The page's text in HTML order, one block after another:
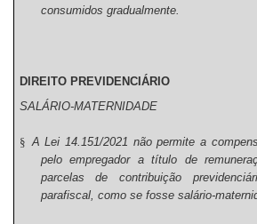
consumidos gradualmente.
DIREITO PREVIDENCIÁRIO
SALÁRIO-MATERNIDADE
§ A Lei 14.151/2021 não permite a
pelo empregador a título de
parcelas de contribuição
parafiscal, como se fosse salário-